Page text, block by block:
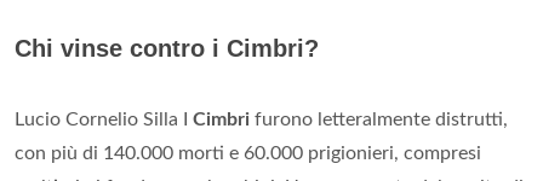
Chi vinse contro i Cimbri?
Lucio Cornelio Silla I Cimbri furono letteralmente distrutti,
con più di 140.000 morti e 60.000 prigionieri, compresi